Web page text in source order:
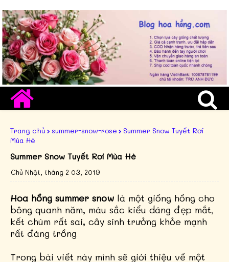
Trang chủ summer-snow-rose
Summer Snow Tuyết Rơi
Mùa Hè
Summer Snow Tuyết Rơi Mùa Hè
Chủ Nhật, tháng 2 03, 2019
Hoa hồng summer snow là một giống hồng cho
bông quanh năm, màu sắc kiểu dáng đẹp mắt,
kết chùm rất sai, cây sinh trưởng khỏe mạnh
rất đáng trồng
Trong bài viết này mình sẽ giới thiệu về một